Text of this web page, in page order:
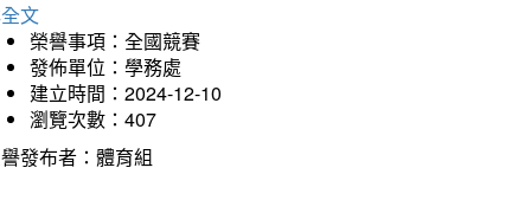
文
榮譽事項：全國競賽
發佈單位：學務處
建立時間：2024-12-10
瀏覽次數：407
發布者：體育組